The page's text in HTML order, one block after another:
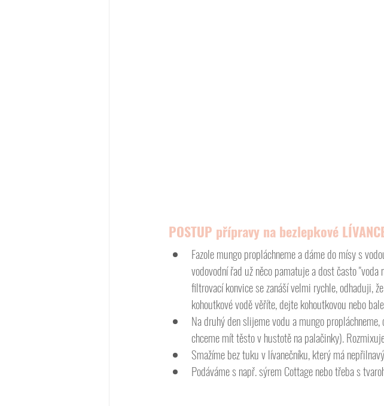
POSTUP přípravy na bezlepkové
Fazole mungo propláchneme a dáme do mísy s
vodovodní řad už něco pamatuje a dost často
filtrovací konvice se zanáší velmi rychle, odhaduji,
kohoutkové vodě věříte, dejte kohoutkovou nebo
Na druhý den slijeme vodu a mungo
chceme mít těsto v hustotě na palačinky).
Smažíme bez tuku v lívanečníku, který má
Podáváme s např. sýrem Cottage nebo třeba s